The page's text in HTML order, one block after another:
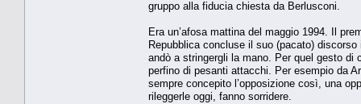
gruppo alla fiducia chiesta da Berlusconi.
Era un’afosa mattina del maggio 1994. Il
Repubblica concluse il suo (pacato)
andò a stringergli la mano. Per quel gesto
perfino di pesanti attacchi. Per esempio da
sempre concepito l’opposizione così, una
rileggerle oggi, fanno sorridere.